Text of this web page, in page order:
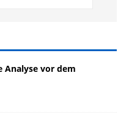
Analyse vor dem